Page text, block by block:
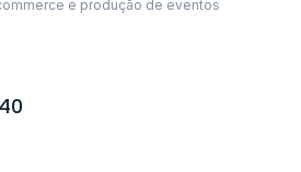
e produção de eventos